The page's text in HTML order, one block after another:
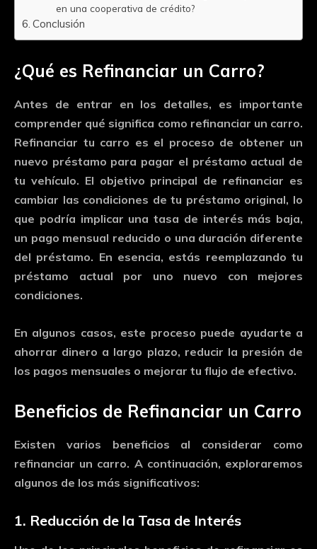
en una cooperativa de crédito?
Conclusión
¿Qué es Refinanciar un Carro?
Antes de entrar en los detalles, es importante
comprender qué significa como refinanciar un carro.
Refinanciar tu carro es el proceso de obtener un
nuevo préstamo para pagar el préstamo actual de
tu vehículo. El objetivo principal de refinanciar es
cambiar las condiciones detu préstamo original, lo
que podría implicar una tasa de interés más baja,
un pago mensual reducido o una duración diferente
del préstamo. En esencia, estás reemplazandotu
préstamo actual por uno nuevo con mejores
condiciones.
En algunos casos, este proceso puede ayudarte a
ahorrar dinero a largo plazo, reducir la presión de
los pagos mensuales o mejorar tu flujo de efectivo.
Beneficios de Refinanciar un Carro
Existen varios beneficios al considerar como
refinanciar un carro. A continuación, exploraremos
algunos de los más significativos:
1. Reducción de la Tasa de Interés